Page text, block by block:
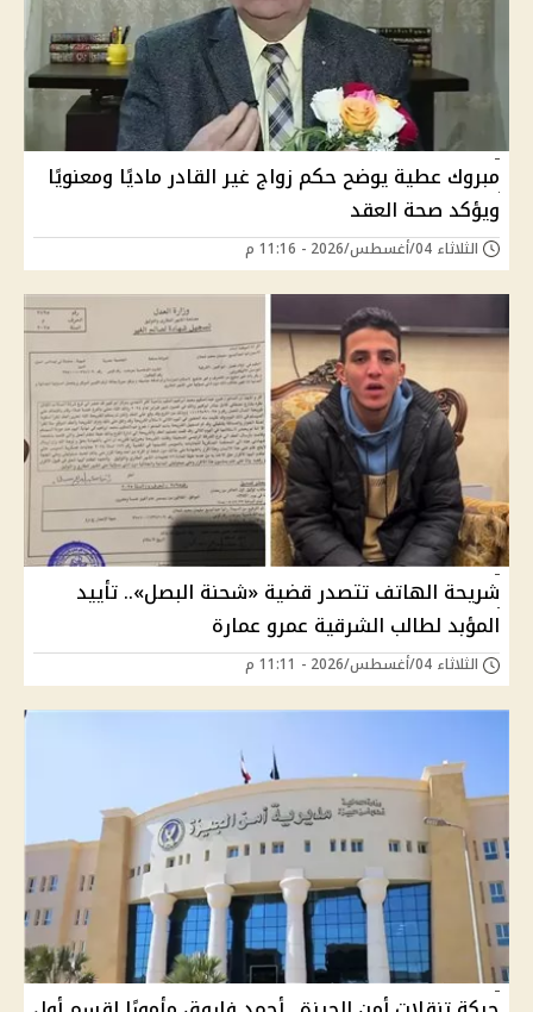
مبروك عطية يوضح حكم زواج غير القادر ماديًا ومعنويًا
ويؤكد صحة العقد
الثلاثاء 04/أغسطس/2026 - 11:16 م
شريحة الهاتف تتصدر قضية «شحنة البصل».. تأييد
المؤبد لطالب الشرقية عمرو عمارة
الثلاثاء 04/أغسطس/2026 - 11:11 م